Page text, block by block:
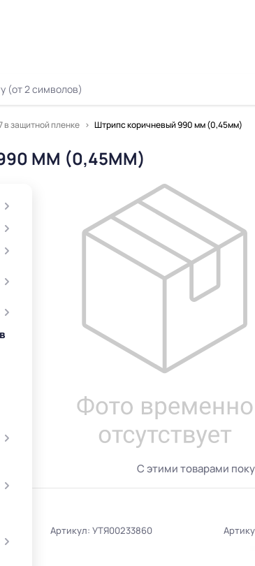
(от 2 символов)
защитной пленке Штрипс коричневый 990 мм (0,45мм)
ММ (0,45ММ)
С этими товарами
Артикул: УТЯ00233860